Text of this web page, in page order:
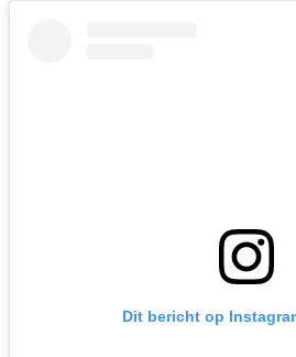
Dit bericht op